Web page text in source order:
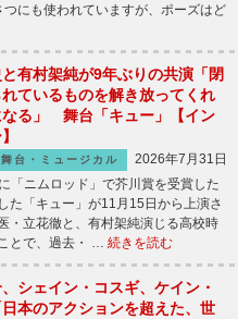
にも使われていますが、ポーズはど
有村架純が9年ぶりの共演「閉
れているものを解き放ってくれ
なる」 舞台「キュー」【イン
舞台・ミュージカル
2026年7月31日
「ニムロッド」で芥川賞を受賞した
た「キュー」が11月15日から上演さ
・立花徹と、有村架純演じる高校時
とで、過去・ … 続きを読む
シェイン・コスギ、ケイン・
本のアクションを超えた、世